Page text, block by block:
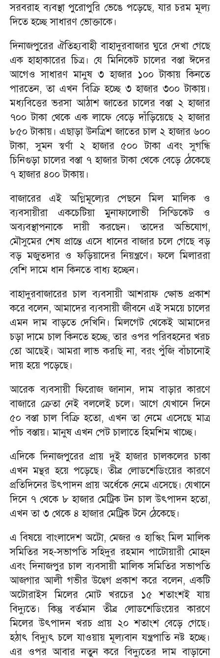
সরবরাহ ব্যবস্থা পুরোপুরি ভেঙে পড়েছে, যার চরম মূল্য
দিতে হচ্ছে সাধারণ ভোক্তাকে।
দিনাজপুরের ঐতিহ্যবাহী বাহাদুরবাজার ঘুরে দেখা গেছে
এক হাহাকারের চিত্র। যে মিনিকেট চালের বস্তা ঈদের
আগেও সাধারণ মানুষ ৩ হাজার ১০০ টাকায় কিনতে
পারতেন, তা এখন বিক্রি হচ্ছে ৩ হাজার ৩০০ টাকায়।
মধ্যবিত্তের ভরসা আঠাশ জাতের চালের বস্তা ২ হাজার
৭০০ টাকা থেকে এক লাফে বেড়ে দাঁড়িয়েছে ২ হাজার
৮৫০ টাকায়। এছাড়া উনত্রিশ জাতের চাল ২ হাজার ৬০০
টাকা, সুমন স্বর্ণা ২ হাজার ৫০০ টাকা এবং সুগন্ধি
চিনিগুড়া চালের বস্তা ৭ হাজার টাকা থেকে বেড়ে ঠেকেছে
৭ হাজার ৪০০ টাকায়।
বাজারের এই অগ্নিমূল্যের পেছনে মিল মালিক ও
ব্যবসায়ীরা একচেটিয়া মুনাফালোভী সিন্ডিকেট ও
অব্যবস্থাপনাকে দায়ী করছেন। তাদের অভিযোগ,
মৌসুমের শেষ প্রান্তে এসে ধানের বাজার চলে গেছে বড়
বড় মজুতদার ও ফড়িয়াদের নিয়ন্ত্রণে। ফলে মিলাররা
বেশি দামে ধান কিনতে বাধ্য হচ্ছেন।
বাহাদুরবাজারের চাল ব্যবসায়ী আশরাফ ক্ষোভ প্রকাশ
করে বলেন, আমাদের ব্যবসায়ী জীবনে এই সময়ে চালের
এমন দাম বাড়তে দেখিনি। মিলগেট থেকেই আমাদের
চড়া দামে চাল কিনতে হচ্ছে, তার ওপর পরিবহনের খরচ
তো আছেই। আমরা লাভ করছি না, বরং পুঁজি বাঁচানোই
দায় হয়ে পড়েছে।
আরেক ব্যবসায়ী ফিরোজ জানান, দাম বাড়ার কারণে
বাজারে ক্রেতা নেই বললেই চলে। আগে যেখানে দিনে
৫০ বস্তা চাল বিক্রি হতো, এখন তা নেমে এসেছে মাত্র
পাঁচ বস্তায়। মানুষ এখন পেট চালাতে হিমশিম খাচ্ছে।
এদিকে দিনাজপুরের প্রায় দুই হাজার চালকলের চাকা
এখন মন্থর হয়ে পড়েছে। তীব্র লোডশেডিংয়ের কারণে
প্রতিদিনের উৎপাদন প্রায় অর্ধেকে নেমে এসেছে। যেখানে
দিনে ৭ থেকে ৮ হাজার মেট্রিক টন চাল উৎপাদন হতো,
এখন তা ৩ থেকে ৪ হাজার মেট্রিক টনে ঠেকেছে।
এ বিষয়ে বাংলাদেশ অটো, মেজর ও হাস্কিং মিল মালিক
সমিতির সহ-সভাপতি সহিদুর রহমান পাটোয়ারী মোহন
এবং দিনাজপুর চাল ব্যবসায়ী মালিক সমিতির সভাপতি
আজগার আলী গভীর উদ্বেগ প্রকাশ করে বলেন, একটি
অটোরাইস মিলের মোট খরচের ১৫ শতাংশই যায়
বিদ্যুতে। কিন্তু বর্তমান তীব্র লোডশেডিংয়ের কারণে
মিলের উৎপাদন খরচ প্রায় ২০ শতাংশ বেড়ে গেছে।
হঠাৎ বিদ্যুৎ চলে যাওয়ায় মূল্যবান যন্ত্রপাতি নষ্ট হচ্ছে।
এর ওপর আবার নতুন করে বিদ্যুতের দাম বাড়ানো